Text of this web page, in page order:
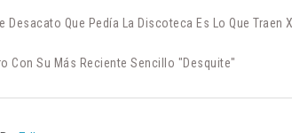
Desacato Que Pedía La Discoteca Es Lo Que
Con Su Más Reciente Sencillo "Desquite"